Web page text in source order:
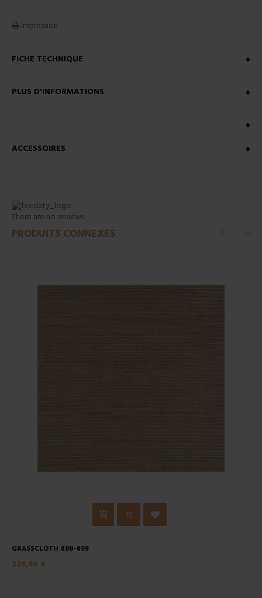
Impression
FICHE TECHNIQUE
PLUS D'INFORMATIONS
ACCESSOIRES
There are no reviews
PRODUITS CONNEXES
GRASSCLOTH 488-409
229,90 €